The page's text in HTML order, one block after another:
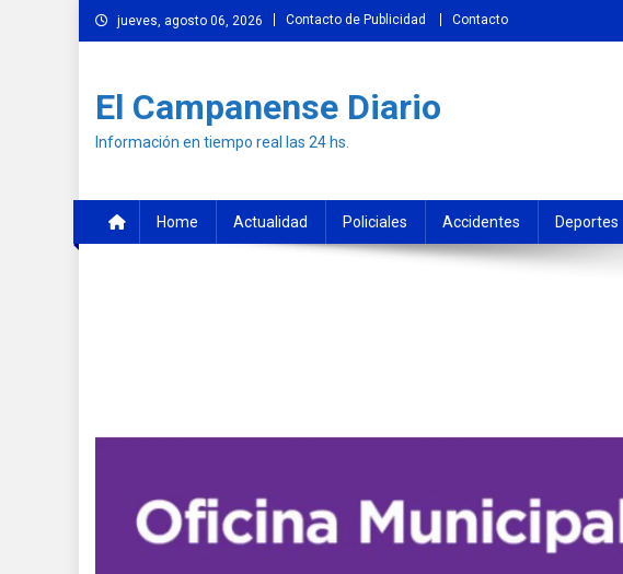
Skip
to
jueves, agosto 06, 2026 Contacto de Publicidad Contacto
El Campanense Diario
Información en tiempo real las 24 hs.
Home Actualidad Policiales Accidentes Deportes